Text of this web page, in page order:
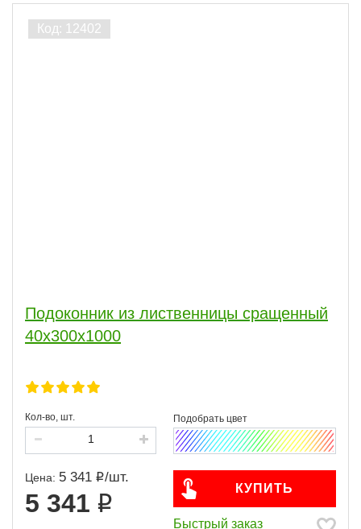
Подоконник из лиственницы сращенный
40х300х1000
Кол-во, шт.
Цена: 5 341 /шт.
5 341
КУПИТЬ
Быстрый заказ